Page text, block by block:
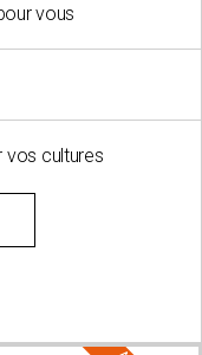
vous
vos cultures